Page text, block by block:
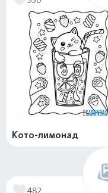
Кото-лимонад
482